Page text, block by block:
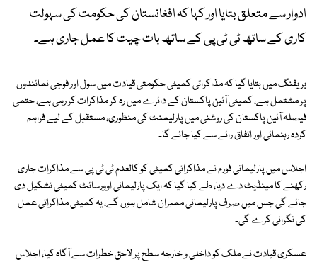
ادوار سے متعلق بتایا اور کہا کہ افغانستان کی حکومت کی سہولت
کاری کے ساتھ ٹی ٹی پی کے ساتھ بات چیت کا عمل جاری ہے۔
بریفنگ میں بتایا گیا کہ مذاکراتی کمیٹی حکومتی قیادت میں سول اور فوجی نمائندوں
پر مشتمل ہے، کمیٹی آئین پاکستان کے دائرے میں رہ کر مذاکرات کر رہی ہے، حتمی
فیصلہ آئین پاکستان کی روشنی میں پارلیمنٹ کی منظوری، مستقبل کے لیے فراہم
کردہ رہنمائی اور اتفاق رائے سے کیا جائے گا۔
اجلاس میں پارلیمانی فورم نے مذاکراتی کمیٹی کو کالعدم ٹی ٹی پی سے مذاکرات جاری
رکھنے کا مینڈیٹ دے دیا، طے کیا گیا کہ ایک پارلیمانی اوورسائٹ کمیٹی تشکیل دی
جائے گی جس میں صرف پارلیمانی ممبران شامل ہوں گے، یہ کمیٹی مذاکراتی عمل
کی نگرانی کرے گی۔
عسکری قیادت نے ملک کو داخلی و خارجہ سطح پر لاحق خطرات سے آگاہ کیا، اجلاس